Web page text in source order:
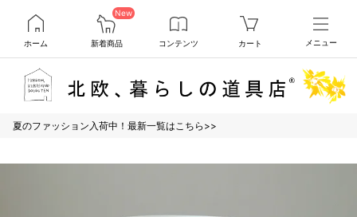
ホーム
New
新着商品 コンテンツ カート メニュー
夏のファッション入荷中！最新一覧はこちら>>